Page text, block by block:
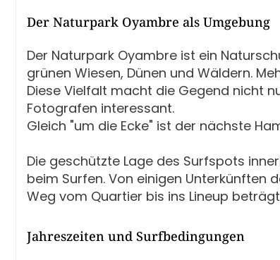
Der Naturpark Oyambre als Umgebung
Der Naturpark Oyambre ist ein
grünen Wiesen, Dünen und Wäldern.
Diese Vielfalt macht die Gegend nicht
Fotografen interessant.
Gleich "um die Ecke" ist der nächste
Die geschützte Lage des Surfspots
beim Surfen. Von einigen Unterkünften
Weg vom Quartier bis ins Lineup
Jahreszeiten und Surfbedingungen